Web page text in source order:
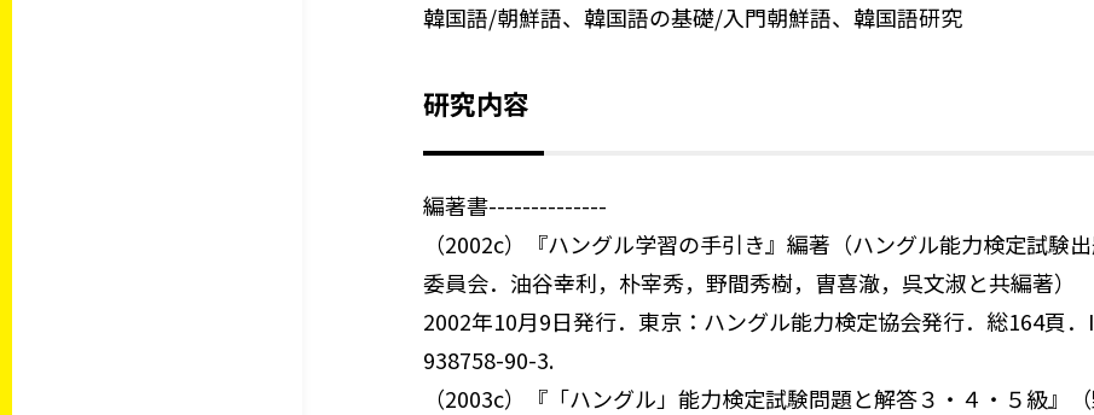
韓国語/朝鮮語、韓国語の基礎/入門朝鮮語、韓国語研究
研究内容
編著書--------------
（2002c）『ハングル学習の手引き』編著（ハングル能力検定試験
委員会．油谷幸利，朴宰秀，野間秀樹，曺喜澈，呉文淑と共編著）
2002年10月9日発行．東京：ハングル能力検定協会発行．総164頁．
938758-90-3.
（2003c）『「ハングル」能力検定試験問題と解答３・４・５級』